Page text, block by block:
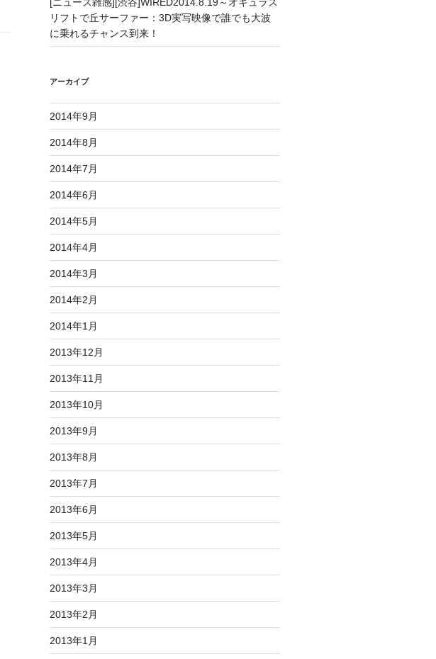
リフトで丘サーファー：3D実写映像で誰でも大波
に乗れるチャンス到来！
アーカイブ
2014年9月
2014年8月
2014年7月
2014年6月
2014年5月
2014年4月
2014年3月
2014年2月
2014年1月
2013年12月
2013年11月
2013年10月
2013年9月
2013年8月
2013年7月
2013年6月
2013年5月
2013年4月
2013年3月
2013年2月
2013年1月